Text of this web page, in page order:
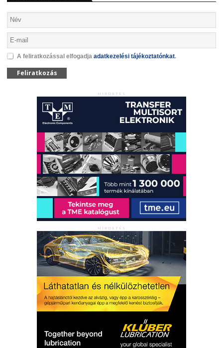
A feliratkozással elfogadja adatkezelési tájékoztatónkat.
Feliratkozás
HIRDETÉS
HIRDETÉS